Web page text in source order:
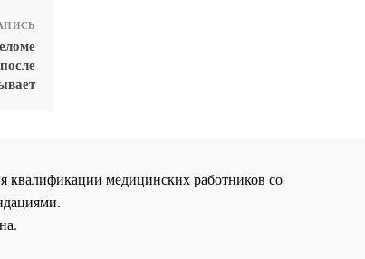
квалификации медицинских работников со